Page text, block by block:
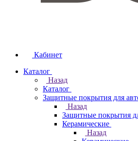
Кабинет
Каталог
Назад
Каталог
Защитные покрытия для
Назад
Защитные покрытия
Керамические
Назад